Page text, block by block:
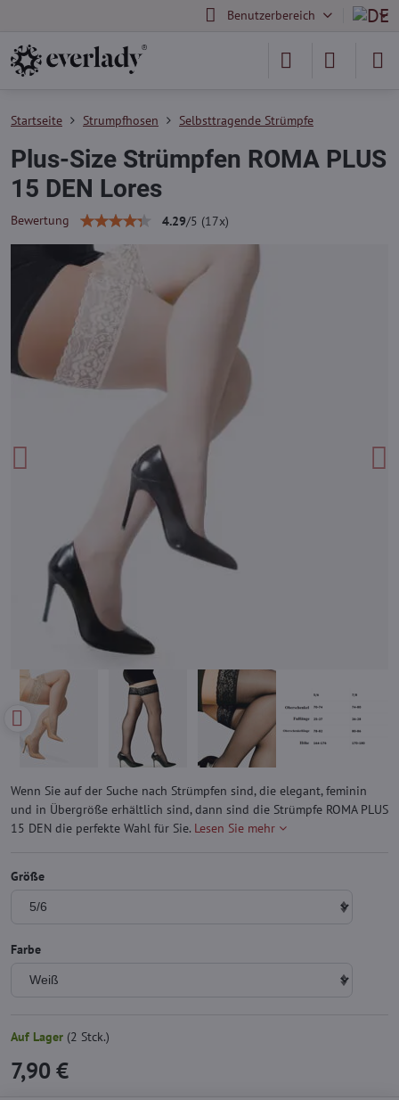
Benutzerbereich
Startseite Strumpfhosen Selbsttragende Strümpfe
Plus-Size Strümpfen ROMA PLUS
15 DEN Lores
Bewertung 4.29/5 (17x)
Wenn Sie auf der Suche nach Strümpfen sind, die elegant, feminin
und in Übergröße erhältlich sind, dann sind die Strümpfe ROMA PLUS
15 DEN die perfekte Wahl für Sie. Lesen Sie mehr
Größe
Farbe
Auf Lager (2 Stck.)
7,90 €